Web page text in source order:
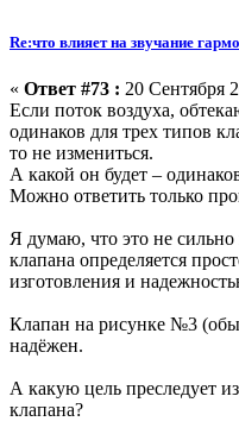
Re:что влияет на звучание
« Ответ #73 : 20 Сентября
Если поток воздуха,
одинаков для трех типов
то не измениться.
А какой он будет –
Можно ответить только
Я думаю, что это не сильно
клапана определяется
изготовления и
Клапан на рисунке №3
надёжен.
А какую цель преследует
клапана?